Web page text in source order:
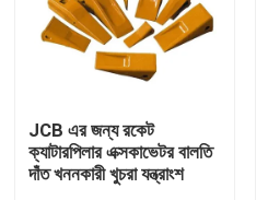
আমাদের সম্পর্কে
কারখানা ভ্রমণ
মান নিয়ন্ত্রণ
JCB এর জন্য রকেট
ক্যাটারপিলার এক্সকাভেটর বালতি
দাঁত খননকারী খুচরা যন্ত্রাংশ